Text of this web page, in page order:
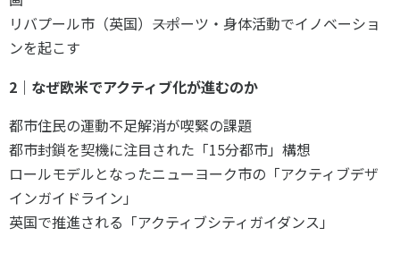
リバプール市（英国）――スポーツ・身体活動でイノベーショ
ンを起こす
2｜なぜ欧米でアクティブ化が進むのか
都市住民の運動不足解消が喫緊の課題
都市封鎖を契機に注目された「15分都市」構想
ロールモデルとなったニューヨーク市の「アクティブデザ
インガイドライン」
英国で推進される「アクティブシティガイダンス」